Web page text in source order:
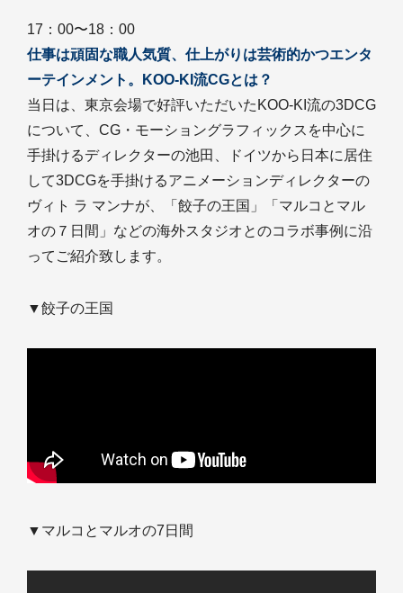
17：00〜18：00
仕事は頑固な職人気質、仕上がりは芸術的かつエンタ
ーテインメント。KOO-KI流CGとは？
当日は、東京会場で好評いただいたKOO-KI流の3DCG
について、CG・モーショングラフィックスを中心に
手掛けるディレクターの池田、ドイツから日本に居住
して3DCGを手掛けるアニメーションディレクターの
ヴィト ラ マンナが、「餃子の王国」「マルコとマル
オの７日間」などの海外スタジオとのコラボ事例に沿
ってご紹介致します。
▼餃子の王国
▼マルコとマルオの7日間